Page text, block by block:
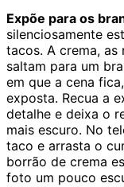
Expõe para os
silenciosamente
tacos. A crema,
saltam para um
em que a cena
exposta. Recua a
detalhe e deixa o
mais escuro. No
taco e arrasta o
borrão de crema
foto um pouco